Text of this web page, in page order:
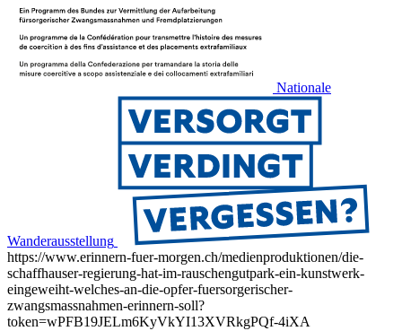
Nationale
Wanderausstellung
https://www.erinnern-fuer-morgen.ch/medienproduktionen/die-
schaffhauser-regierung-hat-im-rauschengutpark-ein-kunstwerk-
eingeweiht-welches-an-die-opfer-fuersorgerischer-
zwangsmassnahmen-erinnern-soll?
token=wPFB19JELm6KyVkYI13XVRkgPQf-4iXA